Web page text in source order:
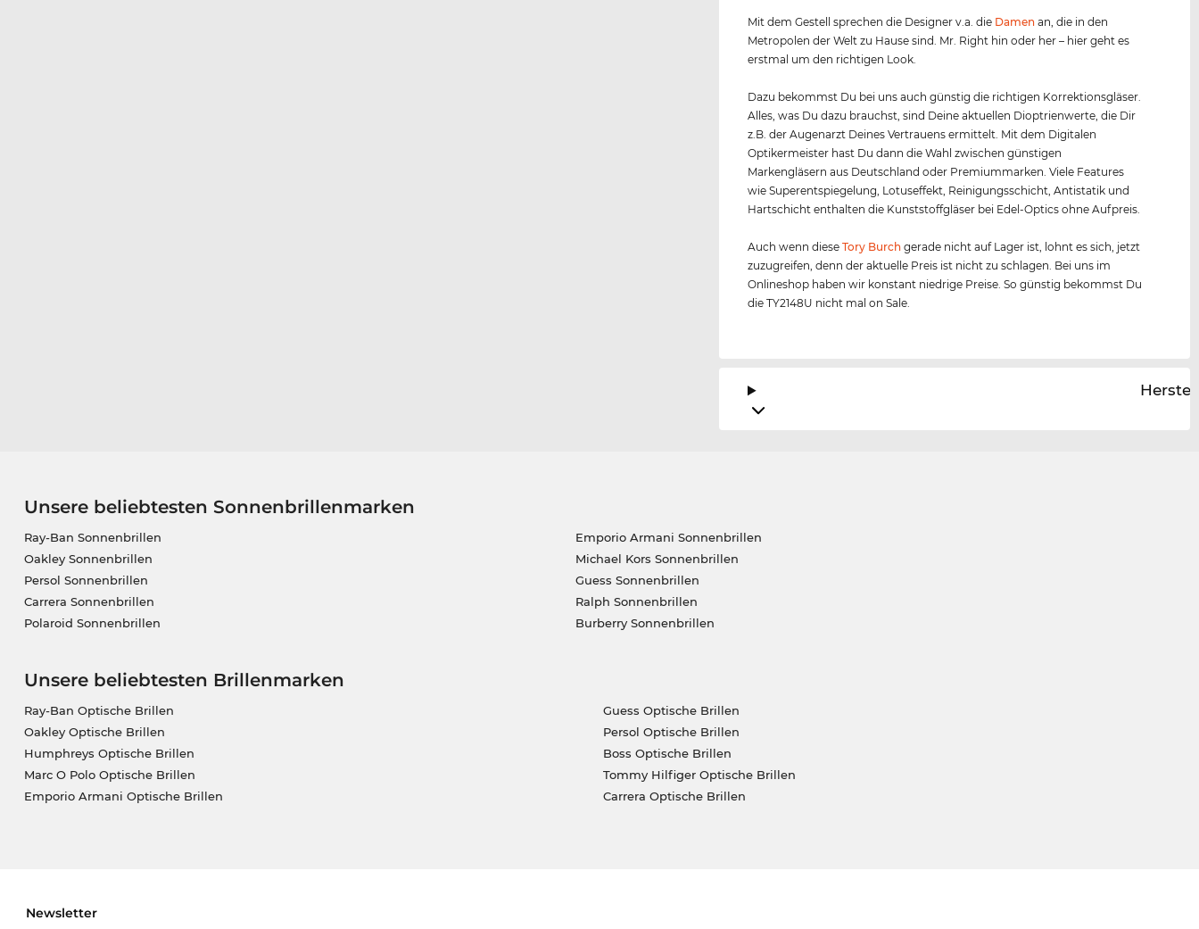
Mit dem Gestell sprechen die Designer v.a. die Damen an, die in den
Metropolen der Welt zu Hause sind. Mr. Right hin oder her – hier geht es
erstmal um den richtigen Look.
Dazu bekommst Du bei uns auch günstig die richtigen Korrektionsgläser.
Alles, was Du dazu brauchst, sind Deine aktuellen Dioptrienwerte, die Dir
z.B. der Augenarzt Deines Vertrauens ermittelt. Mit dem Digitalen
Optikermeister hast Du dann die Wahl zwischen günstigen
Markengläsern aus Deutschland oder Premiummarken. Viele Features
wie Superentspiegelung, Lotuseffekt, Reinigungsschicht, Antistatik und
Hartschicht enthalten die Kunststoffgläser bei Edel-Optics ohne Aufpreis.
Auch wenn dieseTory Burch gerade nicht auf Lager ist, lohnt es sich, jetzt
zuzugreifen, denn der aktuelle Preis ist nicht zu schlagen. Bei uns im
Onlineshop haben wir konstant niedrige Preise. So günstig bekommst Du
die TY2148U nicht mal on Sale.
Unsere beliebtesten Sonnenbrillenmarken
Ray-Ban Sonnenbrillen
Oakley Sonnenbrillen
Persol Sonnenbrillen
Carrera Sonnenbrillen
Polaroid Sonnenbrillen
Emporio Armani Sonnenbrillen
Michael Kors Sonnenbrillen
Guess Sonnenbrillen
Ralph Sonnenbrillen
Burberry Sonnenbrillen
Unsere beliebtesten Brillenmarken
Ray-Ban Optische Brillen
Oakley Optische Brillen
Humphreys Optische Brillen
Marc O Polo Optische Brillen
Emporio Armani Optische Brillen
Guess Optische Brillen
Persol Optische Brillen
Boss Optische Brillen
Tommy Hilfiger Optische Brillen
Carrera Optische Brillen
Newsletter